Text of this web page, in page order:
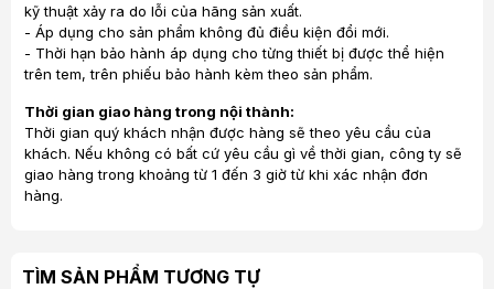
Ngõ vào HDMI (ARC) cho phép The Nines kết nối với TV, lấy
nguồn âm thanh từ Tivi xuống loa qua ngõ HDMI in (ARC) trên
Tivi và dùng chung Remote của Tivi để điều khiển âm lượng
cho loa.
tính, smartphone
kỹ thuật xảy ra do lỗi của hãng sản xuất.
- Áp dụng cho sản phẩm không đủ điều kiện đổi mới.
- Thời hạn bảo hành áp dụng cho từng thiết bị được thể hiện
trên tem, trên phiếu bảo hành kèm theo sản phẩm.
Thời gian giao hàng trong nội thành:
Thời gian quý khách nhận được hàng sẽ theo yêu cầu của
khách. Nếu không có bất cứ yêu cầu gì về thời gian, công ty sẽ
giao hàng trong khoảng từ 1 đến 3 giờ từ khi xác nhận đơn
hàng.
TÌM SẢN PHẨM TƯƠNG TỰ